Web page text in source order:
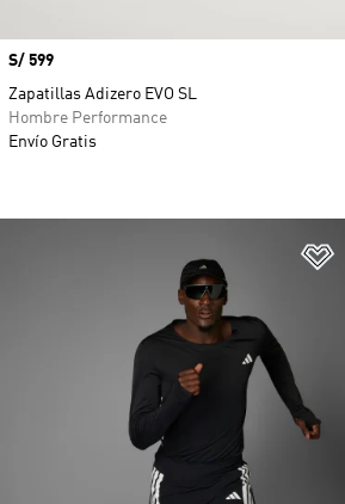
Precio
S/ 599
Zapatillas Adizero EVO SL
Hombre Performance
Envío Gratis